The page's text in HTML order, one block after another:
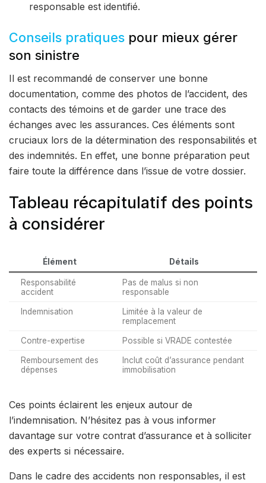
responsable est identifié.
Conseils pratiques pour mieux gérer
son sinistre
Il est recommandé de conserver une bonne
documentation, comme des photos de l’accident, des
contacts des témoins et de garder une trace des
échanges avec les assurances. Ces éléments sont
cruciaux lors de la détermination des responsabilités et
des indemnités. En effet, une bonne préparation peut
faire toute la différence dans l’issue de votre dossier.
Tableau récapitulatif des points
à considérer
Élément Détails
Responsabilité
accident
Pas de malus si non
responsable
Indemnisation
Limitée à la valeur de
remplacement
Contre-expertise Possible si VRADE contestée
Remboursement des
dépenses
Inclut coût d’assurance pendant
immobilisation
Ces points éclairent les enjeux autour de
l’indemnisation. N’hésitez pas à vous informer
davantage sur votre contrat d’assurance et à solliciter
des experts si nécessaire.
Dans le cadre des accidents non responsables, il est